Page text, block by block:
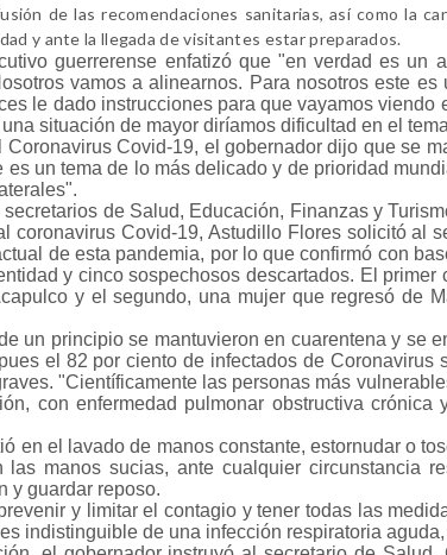
de las recomendaciones sanitarias, así como la
y ante la llegada de visitantes estar preparados.
guerrerense enfatizó que "en verdad es un
vamos a alinearnos. Para nosotros este es
le dado instrucciones para que vayamos viendo
situación de mayor diríamos dificultad en el
Covid-19, el gobernador dijo que se
un tema de lo más delicado y de prioridad
de Salud, Educación, Finanzas y
coronavirus Covid-19, Astudillo Flores solicitó al
de esta pandemia, por lo que confirmó con
y cinco sospechosos descartados. El primer
y el segundo, una mujer que regresó de
un principio se mantuvieron en cuarentena y se
el 82 por ciento de infectados de Coronavirus
"Científicamente las personas más
con enfermedad pulmonar obstructiva crónica
en el lavado de manos constante, estornudar o
manos sucias, ante cualquier circunstancia
y guardar reposo.
y limitar el contagio y tener todas las
indistinguible de una infección respiratoria